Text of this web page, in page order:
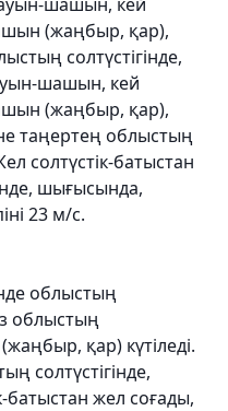
(жаңбыр, қар),
солтүстігінде,
шашын, кей
(жаңбыр, қар),
таңертең облыстың
солтүстік-батыстан
шығысында,
23 м/с.
облыстың
облыстың
қар) күтіледі.
солтүстігінде,
батыстан жел соғады,